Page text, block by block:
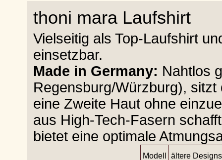
thoni mara Laufshirt
Vielseitig als Top-Laufshirt
einsetzbar.
Made in Germany: Nahtlos
Regensburg/Würzburg),
eine Zweite Haut ohne
aus High-Tech-Fasern
bietet eine optimale
Modell ältere Designs